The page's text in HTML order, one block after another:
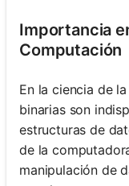
Importancia
Computación
En la ciencia de
binarias son
estructuras de
de la
manipulación de